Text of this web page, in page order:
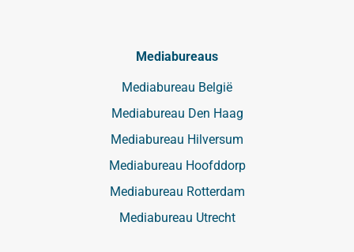
Mediabureaus
Mediabureau België
Mediabureau Den Haag
Mediabureau Hilversum
Mediabureau Hoofddorp
Mediabureau Rotterdam
Mediabureau Utrecht